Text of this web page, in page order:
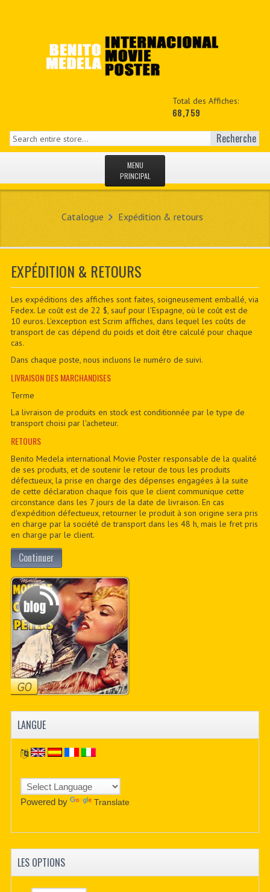
Total des Affiches:
68,759
Recherche
MENU
PRINCIPAL
NEWS
MON COPTE
CONTACTER
PDF BOOKS
CUSTOM PDF
Catalogue Expédition & retours
EXPÉDITION & RETOURS
Les expéditions des affiches sont faites, soigneusement emballé, via
Fedex. Le coût est de 22 $, sauf pour l'Espagne, où le coût est de
10 euros. L'exception est Scrim affiches, dans lequel les coûts de
transport de cas dépend du poids et doit être calculé pour chaque
cas.
Dans chaque poste, nous incluons le numéro de suivi.
LIVRAISON DES MARCHANDISES
Terme
La livraison de produits en stock est conditionnée par le type de
transport choisi par l'acheteur.
RETOURS
Benito Medela international Movie Poster responsable de la qualité
de ses produits, et de soutenir le retour de tous les produits
défectueux, la prise en charge des dépenses engagées à la suite
de cette déclaration chaque fois que le client communique cette
circonstance dans les 7 jours de la date de livraison. En cas
d'expédition défectueux, retourner le produit à son origine sera pris
en charge par la société de transport dans les 48 h, mais le fret pris
en charge par le client.
Continuer
LANGUE
Powered by Translate
LES OPTIONS